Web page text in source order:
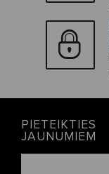
PIETEIKTIES
JAUNUMIEM